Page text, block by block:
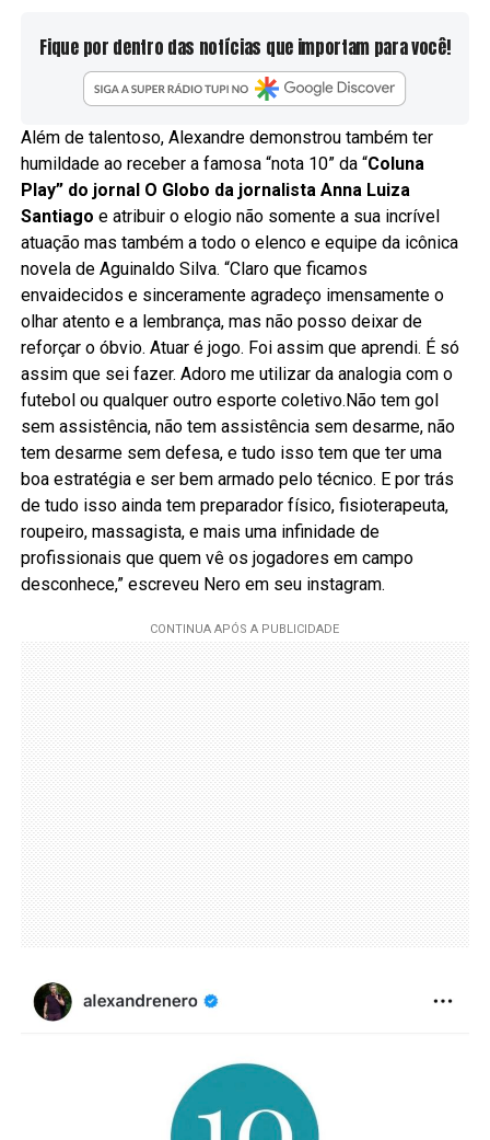
Fique por dentro das notícias que importam para você!
Além de talentoso, Alexandre demonstrou também ter
humildade ao receber a famosa “nota 10” da “Coluna
Play” do jornal O Globo da jornalista Anna Luiza
Santiago e atribuir o elogio não somente a sua incrível
atuação mas também a todo o elenco e equipe da icônica
novela de Aguinaldo Silva. “Claro que ficamos
envaidecidos e sinceramente agradeço imensamente o
olhar atento e a lembrança, mas não posso deixar de
reforçar o óbvio. Atuar é jogo. Foi assim que aprendi. É só
assim que sei fazer. Adoro me utilizar da analogia com o
futebol ou qualquer outro esporte coletivo.Não tem gol
sem assistência, não tem assistência sem desarme, não
tem desarme sem defesa, e tudo isso tem que ter uma
boa estratégia e ser bem armado pelo técnico. E por trás
de tudo isso ainda tem preparador físico, fisioterapeuta,
roupeiro, massagista, e mais uma infinidade de
profissionais que quem vê os jogadores em campo
desconhece,” escreveu Nero em seu instagram.